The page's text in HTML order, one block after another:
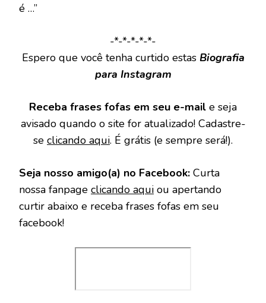
é …”
-*-*-*-*-*-
Espero que você tenha curtido estas Biografia
para Instagram
Receba frases fofas em seu e-mail e seja
avisado quando o site for atualizado! Cadastre-
se clicando aqui. É grátis (e sempre será!).
Seja nosso amigo(a) no Facebook: Curta
nossa fanpage clicando aqui ou apertando
curtir abaixo e receba frases fofas em seu
facebook!